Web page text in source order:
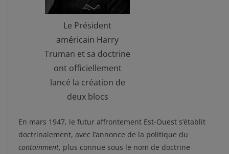
Le Président
américain Harry
Truman et sa doctrine
ont officiellement
lancé la création de
deux blocs
En mars 1947, le futur affrontement Est-Ouest s’établit
doctrinalement, avec l’annonce de la politique du
containment, plus connue sous le nom de doctrine